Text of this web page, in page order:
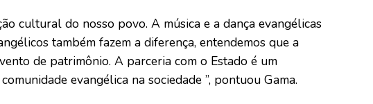
cultural do nosso povo. A música e a dança evangélicas
também fazem a diferença, entendemos que a
de patrimônio. A parceria com o Estado é um
evangélica na sociedade ”, pontuou Gama.